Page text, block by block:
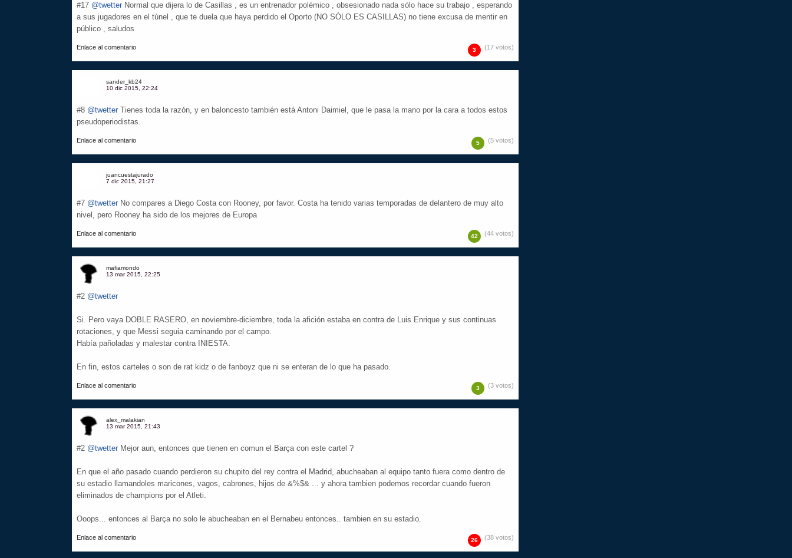
#17 @twetter Normal que dijera lo de Casillas , es un entrenador polémico , obsesionado nada sólo hace su trabajo , esperando
a sus jugadores en el túnel , que te duela que haya perdido el Oporto (NO SÓLO ES CASILLAS) no tiene excusa de mentir en
público , saludos
Enlace al comentario 3 (17 votos)
sander_kb24
10 dic 2015, 22:24
#8 @twetter Tienes toda la razón, y en baloncesto también está Antoni Daimiel, que le pasa la mano por la cara a todos estos
pseudoperiodistas.
Enlace al comentario 5 (5 votos)
juancuestajurado
7 dic 2015, 21:27
#7 @twetter No compares a Diego Costa con Rooney, por favor. Costa ha tenido varias temporadas de delantero de muy alto
nivel, pero Rooney ha sido de los mejores de Europa
Enlace al comentario 42 (44 votos)
mafiamondo
13 mar 2015, 22:25
#2 @twetter
Si. Pero vaya DOBLE RASERO, en noviembre-diciembre, toda la afición estaba en contra de Luis Enrique y sus continuas
rotaciones, y que Messi seguia caminando por el campo.
Había pañoladas y malestar contra INIESTA.
En fin, estos carteles o son de rat kidz o de fanboyz que ni se enteran de lo que ha pasado.
Enlace al comentario 3 (3 votos)
alex_malakian
13 mar 2015, 21:43
#2 @twetter Mejor aun, entonces que tienen en comun el Barça con este cartel ?
En que el año pasado cuando perdieron su chupito del rey contra el Madrid, abucheaban al equipo tanto fuera como dentro de
su estadio llamandoles maricones, vagos, cabrones, hijos de &%$& ... y ahora tambien podemos recordar cuando fueron
eliminados de champions por el Atleti.
Ooops... entonces al Barça no solo le abucheaban en el Bernabeu entonces.. tambien en su estadio.
Enlace al comentario 26 (38 votos)